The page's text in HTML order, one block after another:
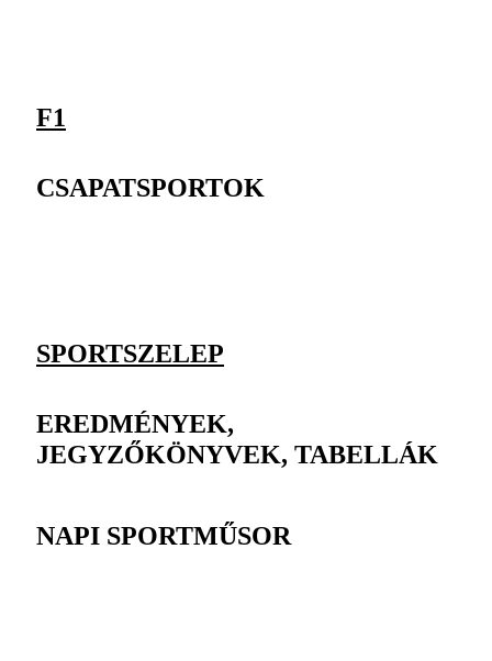
F1
CSAPATSPORTOK
SPORTSZELEP
EREDMÉNYEK,
JEGYZŐKÖNYVEK, TABELLÁK
NAPI SPORTMŰSOR